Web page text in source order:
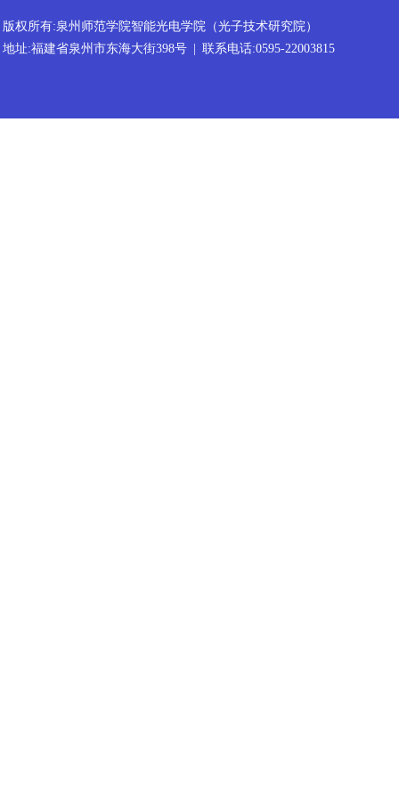
版权所有:泉州师范学院智能光电学院（光子技术研究院）
地址:福建省泉州市东海大街398号
联系电话:0595-22003815